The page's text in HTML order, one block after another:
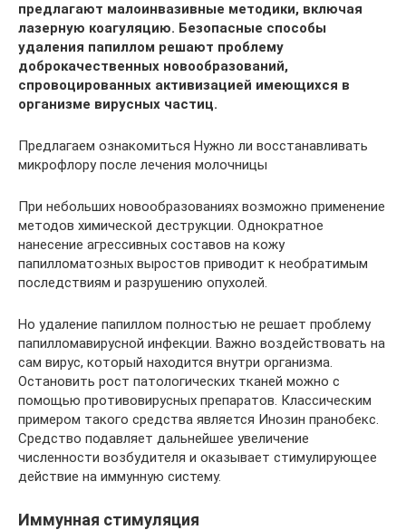
предлагают малоинвазивные методики, включая
лазерную коагуляцию. Безопасные способы
удаления папиллом решают проблему
доброкачественных новообразований,
спровоцированных активизацией имеющихся в
организме вирусных частиц.
Предлагаем ознакомиться Нужно ли восстанавливать
микрофлору после лечения молочницы
При небольших новообразованиях возможно применение
методов химической деструкции. Однократное
нанесение агрессивных составов на кожу
папилломатозных выростов приводит к необратимым
последствиям и разрушению опухолей.
Но удаление папиллом полностью не решает проблему
папилломавирусной инфекции. Важно воздействовать на
сам вирус, который находится внутри организма.
Остановить рост патологических тканей можно с
помощью противовирусных препаратов. Классическим
примером такого средства является Инозин пранобекс.
Средство подавляет дальнейшее увеличение
численности возбудителя и оказывает стимулирующее
действие на иммунную систему.
Иммунная стимуляция